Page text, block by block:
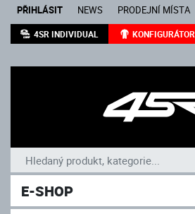
PŘIHLÁSIT NEWS PRODEJNÍ MÍSTA
4SR INDIVIDUAL KONFIGURÁTOR
E-SHOP